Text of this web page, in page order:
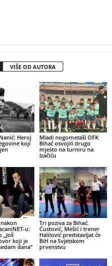
VIŠE OD AUTORA
Heroj
koji
Mladi nogometaši OFK
Bihać osvojili drugo
mjesto na turniru na
Izačiću
nakon
u:
„Još
koji je
dana“
Tri poziva za Bihać:
Ćustović, Mešić i trener
Halilović predstavljat će
BiH na Svjetskom
prvenstvu